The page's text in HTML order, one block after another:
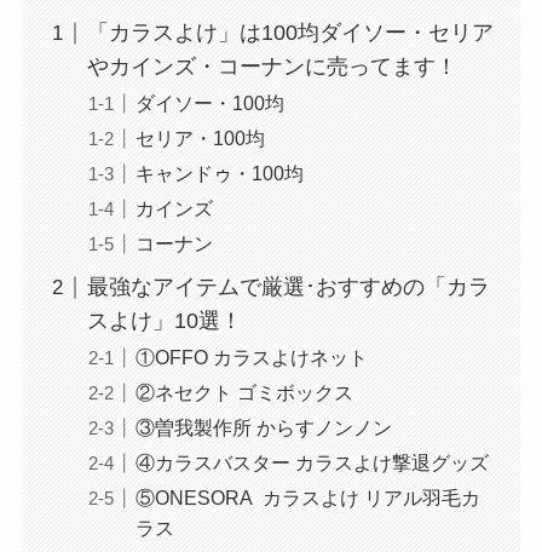
「カラスよけ」は100均ダイソー・セリア
やカインズ・コーナンに売ってます！
ダイソー・100均
セリア・100均
キャンドゥ・100均
カインズ
コーナン
最強なアイテムで厳選･おすすめの「カラ
スよけ」10選！
①OFFO カラスよけネット
②ネセクト ゴミボックス
③曽我製作所 からすノンノン
④カラスバスター カラスよけ撃退グッズ
⑤ONESORA カラスよけ リアル羽毛カ
ラス